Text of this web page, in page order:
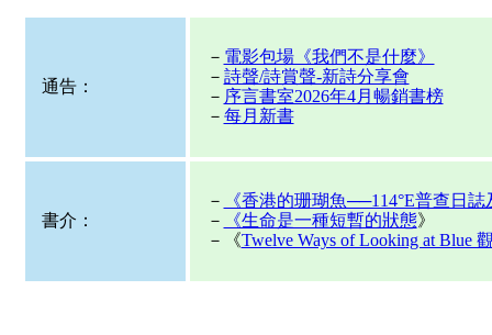
通告：
－ 電影包場《我們不是什麼》
－ 詩聲/詩賞聲-新詩分享會
－ 序言書室2026年4月暢銷書榜
－ 每月新書
書介：
－
《香港的珊瑚魚──114°E普查日誌
－
《生命是一種短暫的狀態》
－《Twelve Ways of Looking at Blue